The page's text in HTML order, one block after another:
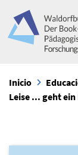
Inicio
Leise ... geht